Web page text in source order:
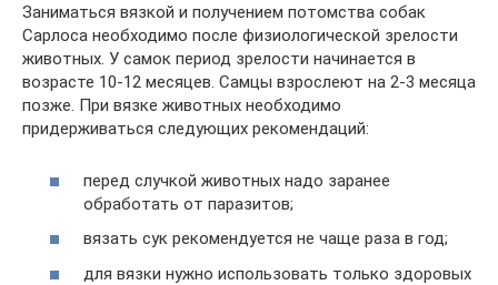
Заниматься вязкой и получением потомства собак
Сарлоса необходимо после физиологической зрелости
животных. У самок период зрелости начинается в
возрасте 10-12 месяцев. Самцы взрослеют на 2-3 месяца
позже. При вязке животных необходимо
придерживаться следующих рекомендаций:
перед случкой животных надо заранее
обработать от паразитов;
вязать сук рекомендуется не чаще раза в год;
для вязки нужно использовать только здоровых